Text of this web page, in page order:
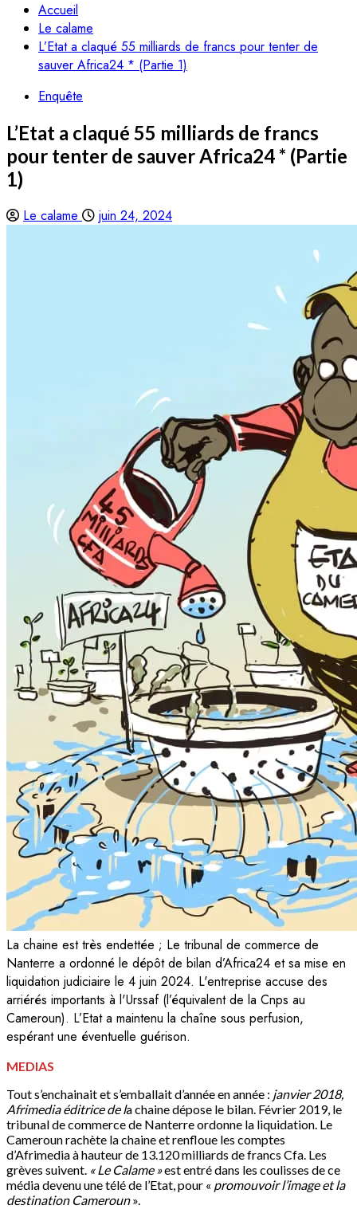
Accueil
Le calame
L’Etat a claqué 55 milliards de francs pour tenter de
sauver Africa24 * (Partie 1)
Enquête
L’Etat a claqué 55 milliards de francs
pour tenter de sauver Africa24 * (Partie
1)
Le calame juin 24, 2024
La chaine est très endettée ; Le tribunal de commerce de
Nanterre a ordonné le dépôt de bilan d’Africa24 et sa mise en
liquidation judiciaire le 4 juin 2024. L'entreprise accuse des
arriérés importants à l'Urssaf (l’équivalent de la Cnps au
Cameroun). L’Etat a maintenu la chaîne sous perfusion,
espérant une éventuelle guérison.
MEDIAS
Tout s’enchainait et s’emballait d’année en année : janvier 2018,
Afrimedia éditrice de la chaine dépose le bilan. Février 2019, le
tribunal de commerce de Nanterre ordonne la liquidation. Le
Cameroun rachète la chaine et renfloue les comptes
d’Afrimedia à hauteur de 13.120 milliards de francs Cfa. Les
grèves suivent. « Le Calame »est entré dans les coulisses de ce
média devenu une télé de l’Etat, pour « promouvoir l’image et la
destination Cameroun».